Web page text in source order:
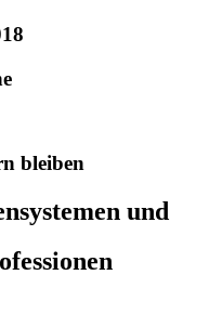
bleiben
und